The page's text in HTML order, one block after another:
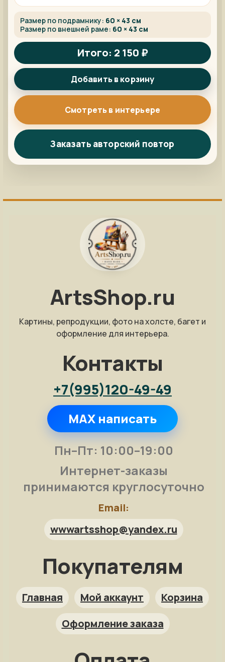
Размер по подрамнику: 60 × 43 см
Размер по внешней раме: 60 × 43 см
Итого: 2 150 ₽
Добавить в корзину
Смотреть в интерьере
Заказать авторский повтор
ArtsShop.ru
Картины, репродукции, фото на холсте, багет и
оформление для интерьера.
Контакты
+7(995)120-49-49
MAX написать
Пн–Пт: 10:00–19:00
Интернет-заказы
принимаются круглосуточно
Email:
wwwartsshop@yandex.ru
Покупателям
Главная Мой аккаунт
Корзина
Оформление заказа
Арт-помощница
ArtsShop.ru